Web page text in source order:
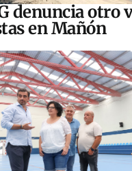
denuncia otro
en Mañón